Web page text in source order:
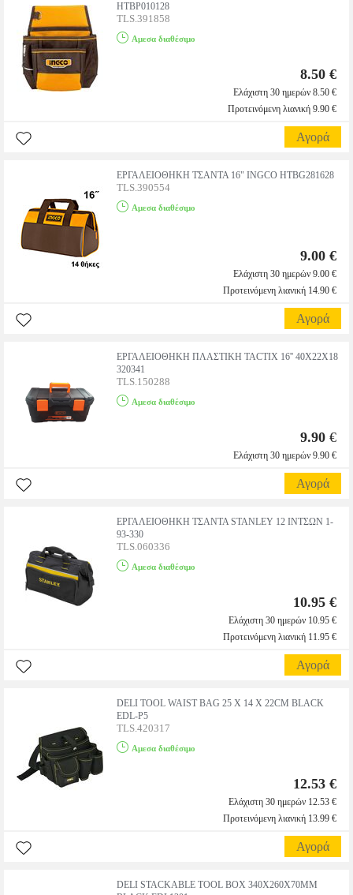
HTBP010128
TLS.391858
Αμεσα διαθέσιμο
8.50 €
Ελάχιστη 30 ημερών 8.50 €
Προτεινόμενη λιανική 9.90 €
Αγορά
ΕΡΓΑΛΕΙΟΘΗΚΗ ΤΣΑΝΤΑ 16" INGCO HTBG281628
TLS.390554
Αμεσα διαθέσιμο
9.00 €
Ελάχιστη 30 ημερών 9.00 €
Προτεινόμενη λιανική 14.90 €
Αγορά
ΕΡΓΑΛΕΙΟΘΗΚΗ ΠΛΑΣΤΙΚΗ TACTIX 16'' 40Χ22Χ18
320341
TLS.150288
Αμεσα διαθέσιμο
9.90 €
Ελάχιστη 30 ημερών 9.90 €
Αγορά
ΕΡΓΑΛΕΙΟΘΗΚΗ ΤΣΑΝΤΑ STANLEY 12 ΙΝΤΣΩΝ 1-
93-330
TLS.060336
Αμεσα διαθέσιμο
10.95 €
Ελάχιστη 30 ημερών 10.95 €
Προτεινόμενη λιανική 11.95 €
Αγορά
DELI TOOL WAIST BAG 25 X 14 X 22CM BLACK
EDL-P5
TLS.420317
Αμεσα διαθέσιμο
12.53 €
Ελάχιστη 30 ημερών 12.53 €
Προτεινόμενη λιανική 13.99 €
Αγορά
DELI STACKABLE TOOL BOX 340X260X70MM